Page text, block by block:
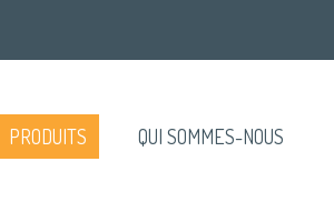
PRODUITS QUI SOMMES-NOUS